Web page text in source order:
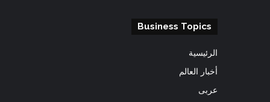
Business Topics
الرئيسية
أخبار العالم
عربى